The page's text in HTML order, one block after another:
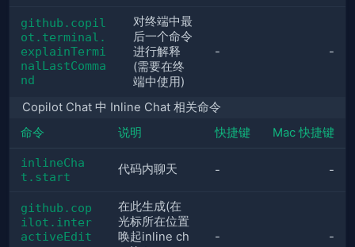
github.copil
ot.terminal.
explainTermi
nalLastComma
nd
对终端中最
后一个命令
进行解释
(需要在终
端中使用)
- -
Copilot Chat 中 Inline Chat 相关命令
命令
说明 快捷键 Mac 快捷键
inlineCha
t.start
代码内聊天 - -
github.cop
ilot.inter
activeEdit
在此生成(在
光标所在位置
唤起inline ch
- -